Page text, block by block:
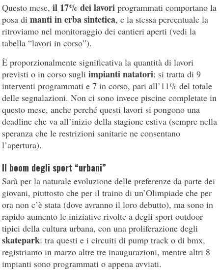
Questo mese,il 17% dei lavoriprogrammati comportano la
posa dimanti in erba sintetica, e la stessa percentuale la
ritroviamo nel monitoraggio dei cantieri aperti (vedi la
tabella “lavori in corso”).
È proporzionalmente significativa la quantità di lavori
previsti o in corso sugliimpianti natatori: si tratta di 9
interventi programmati e 7 in corso, pari all’11% del totale
delle segnalazioni. Non ci sono invece piscine completate in
questo mese, anche perché questi lavori si pongono una
deadline che va all’inizio della stagione estiva (sempre nella
speranza che le restrizioni sanitarie ne consentano
l’apertura).
Il boom degli sport “urbani”
Sarà per la naturale evoluzione delle preferenze da parte dei
giovani, piuttosto che per il traino di un’Olimpiade che per
ora non c’è stata (dove avranno il loro debutto), ma sono in
rapido aumento le iniziative rivolte a degli sport outdoor
tipici della cultura urbana, con una proliferazione degli
skatepark: tra questi e i circuiti di pump track o di bmx,
registriamo in marzo altre tre inaugurazioni, mentre altri 8
impianti sono programmati o appena avviati.